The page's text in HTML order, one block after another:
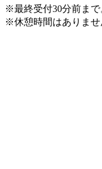
※最終受付30分前まで
※休憩時間はありませ